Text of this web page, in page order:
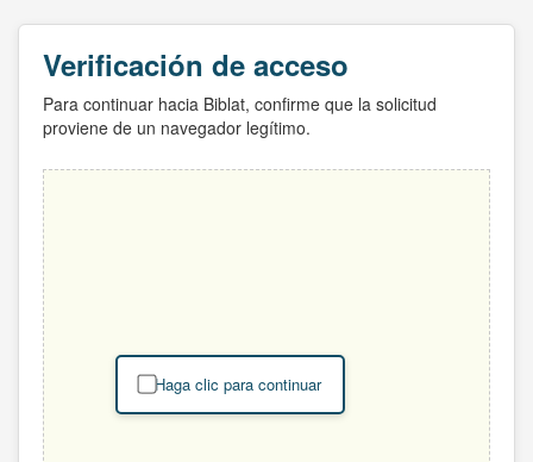
Verificación de acceso
Para continuar hacia Biblat, confirme que la solicitud
proviene de un navegador legítimo.
Haga clic para continuar